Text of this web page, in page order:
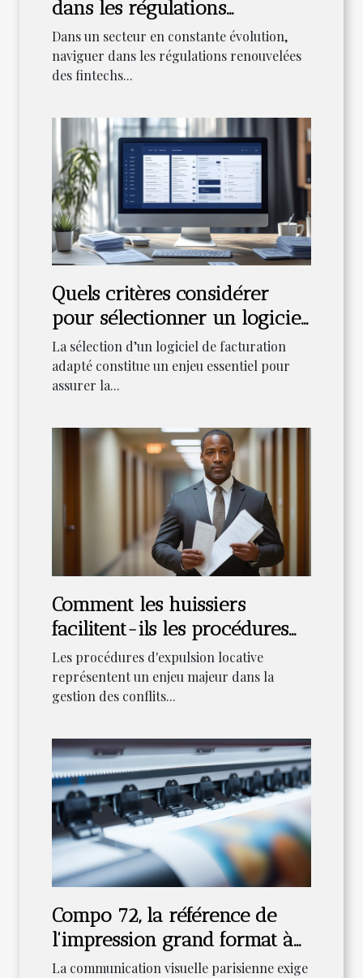
dans les régulations
renouvelées des fintechs
Dans un secteur en constante évolution,
naviguer dans les régulations renouvelées
des fintechs...
Quels critères considérer
pour sélectionner un logiciel
de facturation adapté?
La sélection d’un logiciel de facturation
adapté constitue un enjeu essentiel pour
assurer la...
Comment les huissiers
facilitent-ils les procédures
d'expulsion locative ?
Les procédures d'expulsion locative
représentent un enjeu majeur dans la
gestion des conflits...
Compo 72, la référence de
l'impression grand format à
Paris
La communication visuelle parisienne exige